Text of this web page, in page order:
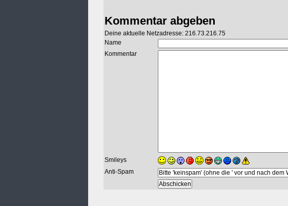
Kommentar abgeben
Deine aktuelle Netzadresse: 216.73.216.75
Name
Kommentar
Smileys
Anti-Spam